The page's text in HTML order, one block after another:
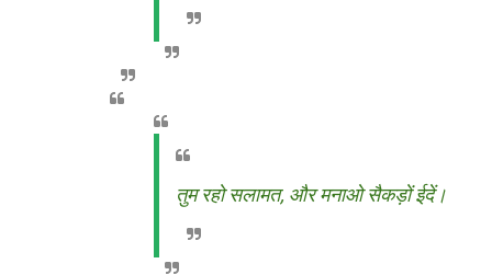
तुम रहो सलामत, और मनाओ सैकड़ों ईदें।